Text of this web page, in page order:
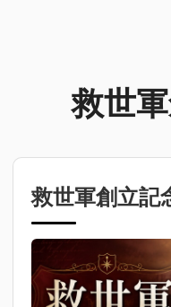
救世
救世軍創立記